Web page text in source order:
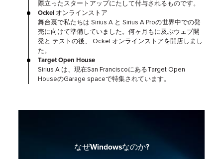
際立ったスタートアップにたして付与されるものです。
Ockel オンラインストア
舞台裏で私たちは Sirius A と Sirius A Proの世界中での発
売に向けて準備していました。何ヶ月もに及ぶウェブ開
発と テストの後、 Ockel オンラインストアを開店しまし
た。
Target Open House
Sirius A は、現在San FranciscoにあるTarget Open
HouseのGarage spaceで特集されています。
なぜWindowsなのか?